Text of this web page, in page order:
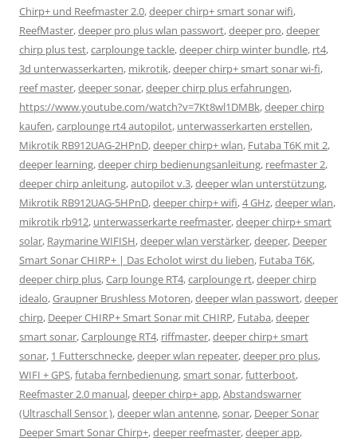
Chirp+ und Reefmaster 2.0,deeper chirp+ smart sonar wifi,
ReefMaster,deeper pro plus wlan passwort,deeper pro,deeper
chirp plus test,carplounge tackle,deeper chirp winter bundle, rt4,
3d unterwasserkarten, mikrotik,deeper chirp+ smart sonar wi-fi,
reef master,deeper sonar,deeper chirp plus erfahrungen,
https://www.youtube.com/watch?v=7Kt8wl1DMBk,deeper chirp
kaufen,carplounge rt4 autopilot, unterwasserkarten erstellen,
Mikrotik RB912UAG-2HPnD,deeper chirp+ wlan, Futaba T6K mit 2,
deeper learning,deeper chirp bedienungsanleitung, reefmaster 2,
deeper chirp anleitung,autopilot v.3,deeper wlan unterstützung,
Mikrotik RB912UAG-5HPnD,deeper chirp+ wifi,4 GHz,deeper wlan,
mikrotik rb912, unterwasserkarte reefmaster,deeper chirp+ smart
solar, Raymarine WIFISH,deeper wlan verstärker,deeper, Deeper
Smart Sonar CHIRP+ | Das Echolot wirst du lieben, Futaba T6K,
deeper chirp plus,Carp lounge RT4,carplounge rt,deeper chirp
idealo,Graupner Brushless Motoren,deeper wlan passwort,deeper
chirp, Deeper CHIRP+ Smart Sonar mit CHIRP, Futaba,deeper
smart sonar,Carplounge RT4, riffmaster,deeper chirp+ smart
sonar, 1 Futterschnecke,deeper wlan repeater,deeper pro plus,
WIFI + GPS,futaba fernbedienung,smart sonar,futterboot,
Reefmaster 2.0 manual,deeper chirp+ app,Abstandswarner
(Ultraschall Sensor ),deeper wlan antenne,sonar, Deeper Sonar
Deeper Smart Sonar Chirp+,deeper reefmaster,deeper app,